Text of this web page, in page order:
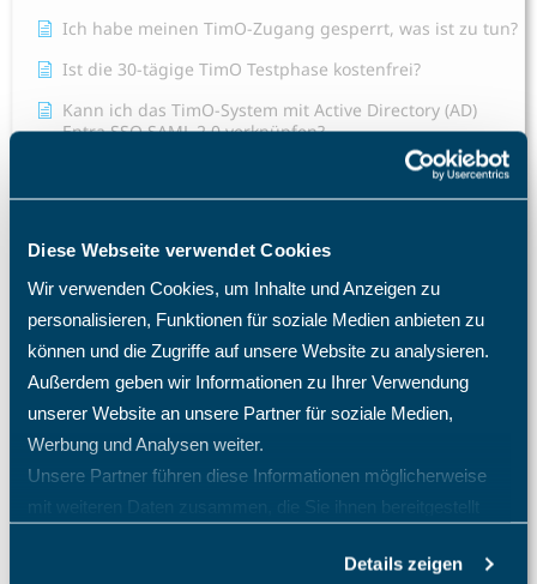
Diese Webseite verwendet Cookies
Wir verwenden Cookies, um Inhalte und Anzeigen zu
personalisieren, Funktionen für soziale Medien anbieten zu
können und die Zugriffe auf unsere Website zu analysieren.
Außerdem geben wir Informationen zu Ihrer Verwendung
unserer Website an unsere Partner für soziale Medien,
Werbung und Analysen weiter.
Unsere Partner führen diese Informationen möglicherweise
mit weiteren Daten zusammen, die Sie ihnen bereitgestellt
Details zeigen
Ich habe meinen TimO-Zugang gesperrt, was ist zu tun?
Ist die 30-tägige TimO Testphase kostenfrei?
Kann ich das TimO-System mit Active Directory (AD)
Entra SSO SAML 2.0 verknüpfen?
Mein Mitarbeiter sieht die Abwesenheitsart Krank nicht,
was mache ich?
meine Lizenzkosten und wie erhöhe ich die Anzahl der
Lizenzplätze?
Warum fehlen mir bestimmte Menüpunkte und
Einträge im Menü?
Was passiert nach einer Löschung eines Mitarbeiters?
TimO?
Welche Zugriffsrechte kann ich im TimO definieren?
Wie ändere ich die Rolle eines Mitarbeiters?